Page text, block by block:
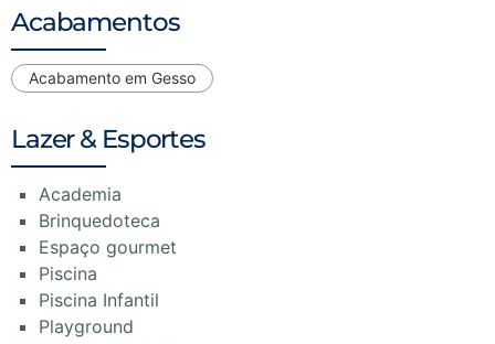
Acabamentos
Acabamento em Gesso
Lazer & Esportes
Academia
Brinquedoteca
Espaço gourmet
Piscina
Piscina Infantil
Playground